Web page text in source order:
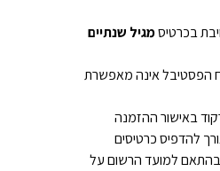
בכרטיסמגיל שנתיים
הפסטיבל אינה מאפשרת
באישור ההזמנה
להדפיס כרטיסים
למועד הרשום על